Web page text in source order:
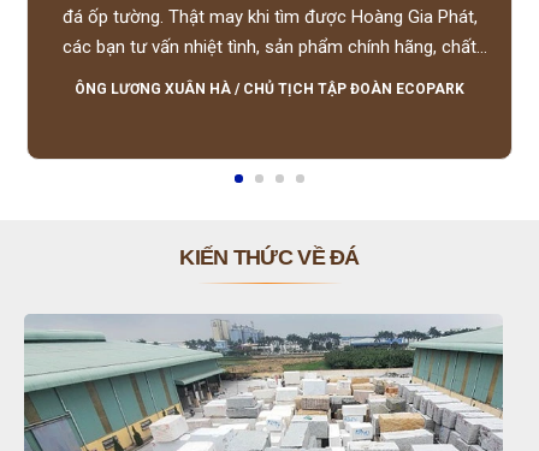
đá ốp tường. Thật may khi tìm được Hoàng Gia Phát,
các bạn tư vấn nhiệt tình, sản phẩm chính hãng, chất
lượng tốt, giá hợp lý, hỗ trợ tận tình.
ÔNG LƯƠNG XUÂN HÀ / CHỦ TỊCH TẬP ĐOÀN ECOPARK
KIẾN THỨC VỀ ĐÁ